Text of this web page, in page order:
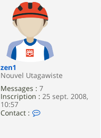
e
r
t
u
e
b
r
u
t
e
s
zen1
Nouvel Utagawiste
Messages : 7
Inscription : 25 sept. 2008,
10:57
Contact :